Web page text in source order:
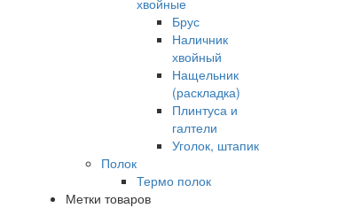
хвойные
Брус
Наличник
хвойный
Нащельник
(раскладка)
Плинтуса и
галтели
Уголок, штапик
Полок
Термо полок
Метки товаров